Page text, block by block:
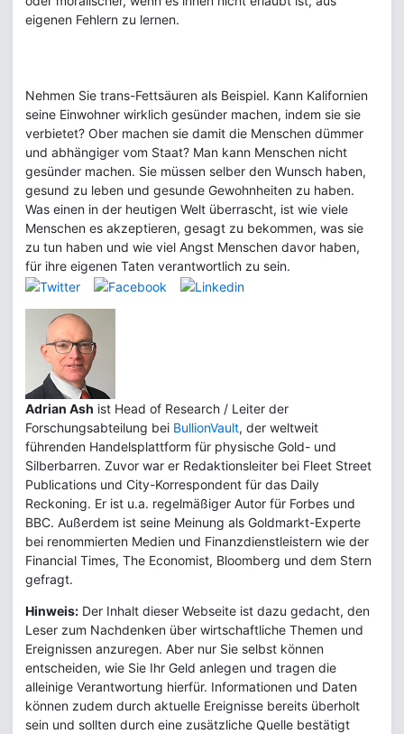
eigenen Fehlern zu lernen.
Nehmen Sie trans-Fettsäuren als Beispiel. Kann Kalifornien
seine Einwohner wirklich gesünder machen, indem sie sie
verbietet? Ober machen sie damit die Menschen dümmer
und abhängiger vom Staat? Man kann Menschen nicht
gesünder machen. Sie müssen selber den Wunsch haben,
gesund zu leben und gesunde Gewohnheiten zu haben.
Was einen in der heutigen Welt überrascht, ist wie viele
Menschen es akzeptieren, gesagt zu bekommen, was sie
zu tun haben und wie viel Angst Menschen davor haben,
für ihre eigenen Taten verantwortlich zu sein.
Adrian Ash ist Head of Research / Leiter der
Forschungsabteilung bei BullionVault, der weltweit
führenden Handelsplattform für physische Gold- und
Silberbarren. Zuvor war er Redaktionsleiter bei Fleet Street
Publications und City-Korrespondent für das Daily
Reckoning. Er ist u.a. regelmäßiger Autor für Forbes und
BBC. Außerdem ist seine Meinung als Goldmarkt-Experte
bei renommierten Medien und Finanzdienstleistern wie der
Financial Times, The Economist, Bloomberg und dem Stern
gefragt.
Hinweis: Der Inhalt dieser Webseite ist dazu gedacht, den
Leser zum Nachdenken über wirtschaftliche Themen und
Ereignissen anzuregen. Aber nur Sie selbst können
entscheiden, wie Sie Ihr Geld anlegen und tragen die
alleinige Verantwortung hierfür. Informationen und Daten
können zudem durch aktuelle Ereignisse bereits überholt
sein und sollten durch eine zusätzliche Quelle bestätigt